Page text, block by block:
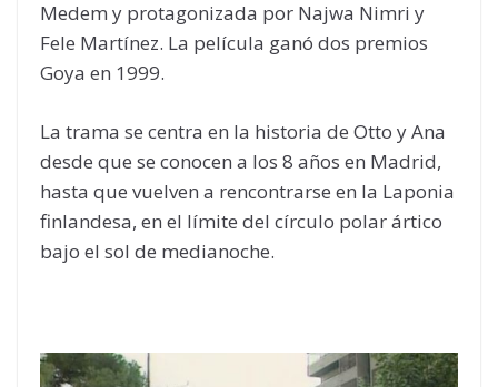
Medem y protagonizada por Najwa Nimri y
Fele Martínez. La película ganó dos premios
Goya en 1999.
La trama se centra en la historia de Otto y Ana
desde que se conocen a los 8 años en Madrid,
hasta que vuelven a rencontrarse en la Laponia
finlandesa, en el límite del círculo polar ártico
bajo el sol de medianoche.